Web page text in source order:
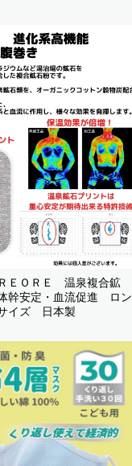
ＥＯＲＥ 温泉複合鉱
安定・血流促進 ロン
イズ 日本製